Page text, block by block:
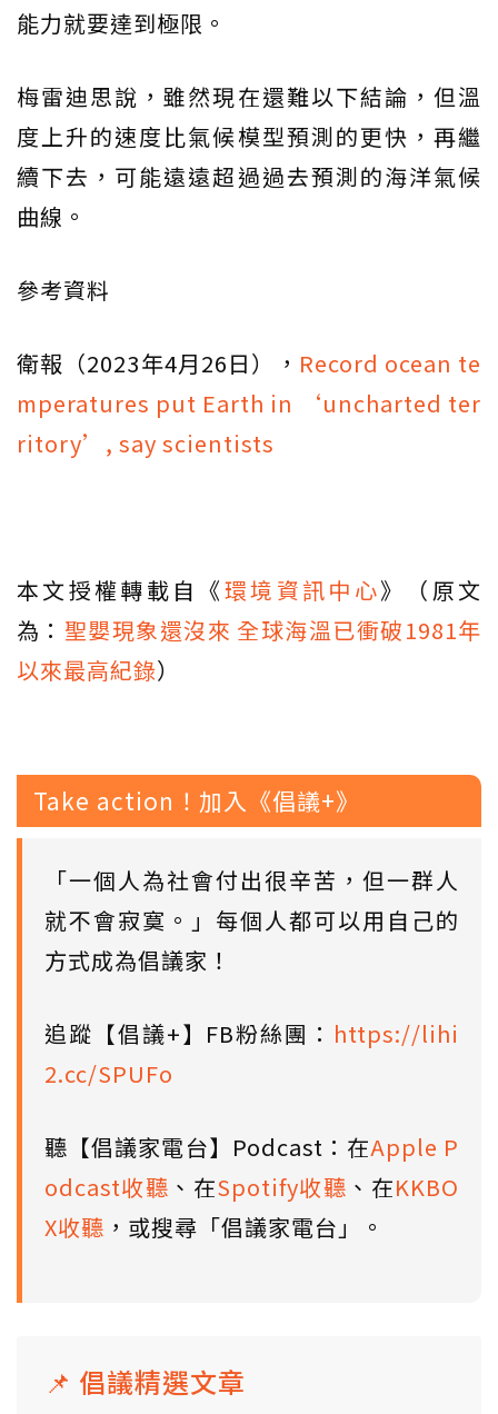
能力就要達到極限。
梅雷迪思說，雖然現在還難以下結論，但溫
度上升的速度比氣候模型預測的更快，再繼
續下去，可能遠遠超過過去預測的海洋氣候
曲線。
參考資料
衛報（2023年4月26日）， Record ocean te
mperatures put Earth in ‘uncharted ter
ritory’, say scientists
本文授權轉載自《環境資訊中心》（原文
為： 聖嬰現象還沒來 全球海溫已衝破1981年
以來最高紀錄）
Take action！加入《倡議+》
「一個人為社會付出很辛苦，但一群人
就不會寂寞。」每個人都可以用自己的
方式成為倡議家！
追蹤【倡議+】FB粉絲團： https://lihi
2.cc/SPUFo
聽【倡議家電台】Podcast：在Apple P
odcast收聽 、在Spotify收聽 、在KKBO
X收聽 ，或搜尋「倡議家電台」。
📌 倡議精選文章